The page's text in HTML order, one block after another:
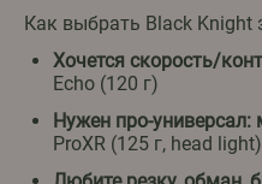
Как выбрать Black Knight
Хочется скорость/
Echo (120 г)
Нужен про-универсал:
ProXR (125 г, head light)